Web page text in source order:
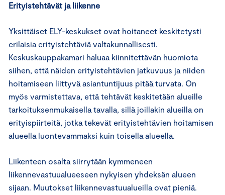
Erityistehtävät ja liikenne
Yksittäiset ELY-keskukset ovat hoitaneet keskitetysti
erilaisia erityistehtäviä valtakunnallisesti.
Keskuskauppakamari haluaa kiinnitettävän huomiota
siihen, että näiden erityistehtävien jatkuvuus ja niiden
hoitamiseen liittyvä asiantuntijuus pitää turvata. On
myös varmistettava, että tehtävät keskitetään alueille
tarkoituksenmukaisella tavalla, sillä joillakin alueilla on
erityispiirteitä, jotka tekevät erityistehtävien hoitamisen
alueella luontevammaksi kuin toisella alueella.
Liikenteen osalta siirrytään kymmeneen
liikennevastuualueeseen nykyisen yhdeksän alueen
sijaan. Muutokset liikennevastuualueilla ovat pieniä.